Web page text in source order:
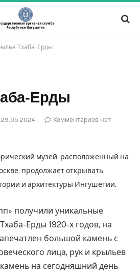
Тхаба-Ерды
Ерды
29.05.2024
Комментариев нет
музей, расположенный на
продолжает открывать
и архитектуры Ингушетии.
получили уникальные
Ерды 1920-х годов, на
большой камень с
лица, рук и крыльев
на сегодняшний день